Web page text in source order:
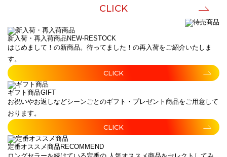
CLICK
新入荷・再入荷商品 NEW-RESTOCK
はじめまして！の新商品。待ってました！の再入荷をご紹介いたしま
す。
CLICK
ギフト商品GIFT
お祝いやお返しなどシーンごとのギフト・プレゼント商品をご用意して
おります。
CLICK
定番オススメ商品 RECOMMEND